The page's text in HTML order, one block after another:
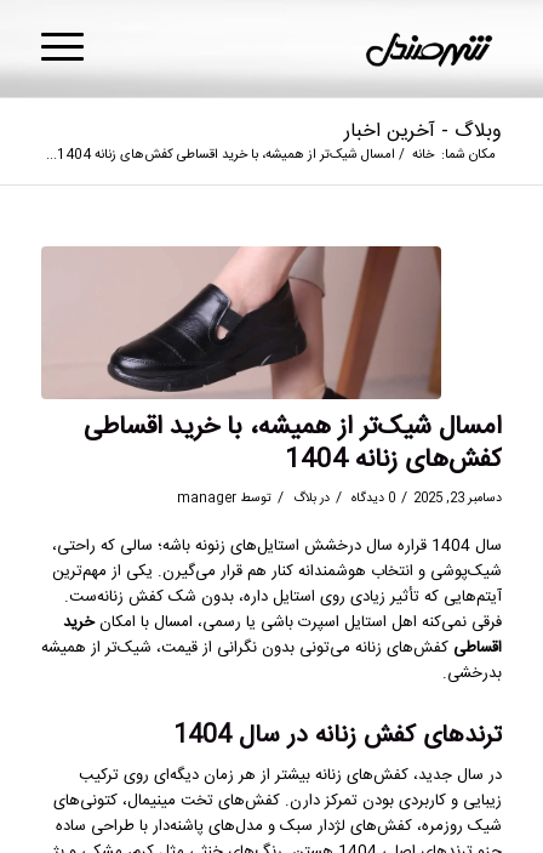
وبلاگ - آخرین اخبار
مکان شما: خانه / امسال شیک‌تر از همیشه، با خرید اقساطی کفش‌های زنانه 1404...
امسال شیک‌تر از همیشه، با خرید اقساطی
کفش‌های زنانه 1404
دسامبر 23, 2025 / 0 دیدگاه / دربلاگ / توسط manager
سال 1404 قراره سال درخشش استایل‌های زنونه باشه؛ سالی که راحتی،
شیک‌پوشی و انتخاب هوشمندانه کنار هم قرار می‌گیرن. یکی از مهم‌ترین
آیتم‌هایی که تأثیر زیادی روی استایل داره، بدون شک کفش زنانه‌ست.
فرقی نمی‌کنه اهل استایل اسپرت باشی یا رسمی، امسال با امکانخرید
اقساطی کفش‌های زنانه می‌تونی بدون نگرانی از قیمت، شیک‌تر از همیشه
بدرخشی.
ترندهای کفش زنانه در سال 1404
در سال جدید، کفش‌های زنانه بیشتر از هر زمان دیگه‌ای روی ترکیب
زیبایی و کاربردی بودن تمرکز دارن. کفش‌های تخت مینیمال، کتونی‌های
شیک روزمره، کفش‌های لژدار سبک و مدل‌های پاشنه‌دار با طراحی ساده